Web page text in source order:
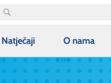
Natječaji O nama